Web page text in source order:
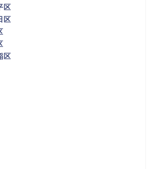
区
区
区